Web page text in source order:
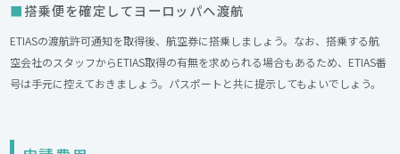
搭乗便を確定してヨーロッパへ渡航
ETIASの渡航許可通知を取得後、航空券に搭乗しましょう。なお、搭乗する航
空会社のスタッフからETIAS取得の有無を求められる場合もあるため、ETIAS番
号は手元に控えておきましょう。パスポートと共に提示してもよいでしょう。